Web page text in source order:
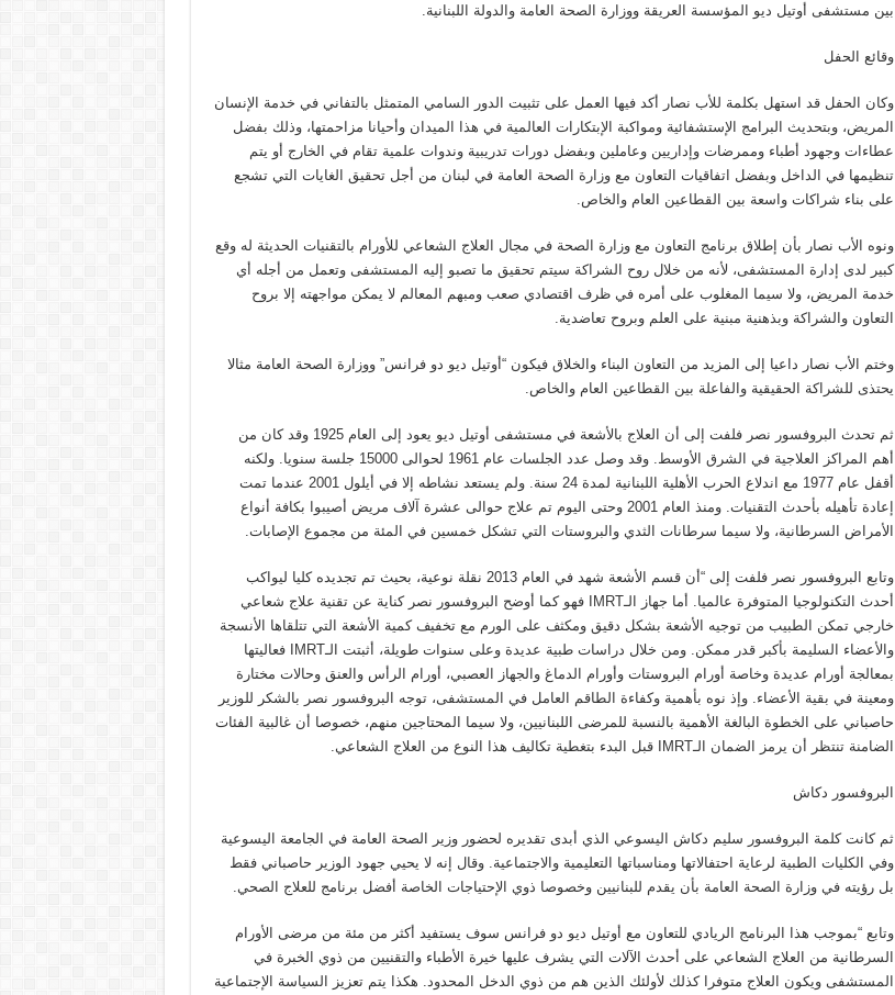
بين مستشفى أوتيل ديو المؤسسة العريقة ووزارة الصحة العامة والدولة اللبنانية.
وقائع الحفل
وكان الحفل قد استهل بكلمة للأب نصار أكد فيها العمل على تثبيت الدور السامي المتمثل بالتفاني في خدمة الإنسان
المريض، وبتحديث البرامج الإستشفائية ومواكبة الإبتكارات العالمية في هذا الميدان وأحيانا مزاحمتها، وذلك بفضل
عطاءات وجهود أطباء وممرضات وإداريين وعاملين وبفضل دورات تدريبية وندوات علمية تقام في الخارج أو يتم
تنظيمها في الداخل وبفضل اتفاقيات التعاون مع وزارة الصحة العامة في لبنان من أجل تحقيق الغايات التي تشجع
على بناء شراكات واسعة بين القطاعين العام والخاص.
ونوه الأب نصار بأن إطلاق برنامج التعاون مع وزارة الصحة في مجال العلاج الشعاعي للأورام بالتقنيات الحديثة له وقع
كبير لدى إدارة المستشفى، لأنه من خلال روح الشراكة سيتم تحقيق ما تصبو إليه المستشفى وتعمل من أجله أي
خدمة المريض، ولا سيما المغلوب على أمره في ظرف اقتصادي صعب ومبهم المعالم لا يمكن مواجهته إلا بروح
التعاون والشراكة وبذهنية مبنية على العلم وبروح تعاضدية.
وختم الأب نصار داعيا إلى المزيد من التعاون البناء والخلاق فيكون “أوتيل ديو دو فرانس” ووزارة الصحة العامة مثالا
يحتذى للشراكة الحقيقية والفاعلة بين القطاعين العام والخاص.
ثم تحدث البروفسور نصر فلفت إلى أن العلاج بالأشعة في مستشفى أوتيل ديو يعود إلى العام 1925 وقد كان من
أهم المراكز العلاجية في الشرق الأوسط. وقد وصل عدد الجلسات عام 1961 لحوالى 15000 جلسة سنويا. ولكنه
أقفل عام 1977 مع اندلاع الحرب الأهلية اللبنانية لمدة 24 سنة. ولم يستعد نشاطه إلا في أيلول 2001 عندما تمت
إعادة تأهيله بأحدث التقنيات. ومنذ العام 2001 وحتى اليوم تم علاج حوالى عشرة آلاف مريض أصيبوا بكافة أنواع
الأمراض السرطانية، ولا سيما سرطانات الثدي والبروستات التي تشكل خمسين في المئة من مجموع الإصابات.
وتابع البروفسور نصر فلفت إلى “أن قسم الأشعة شهد في العام 2013 نقلة نوعية، بحيث تم تجديده كليا ليواكب
أحدث التكنولوجيا المتوفرة عالميا. أما جهاز الـIMRT فهو كما أوضح البروفسور نصر كناية عن تقنية علاج شعاعي
خارجي تمكن الطبيب من توجيه الأشعة بشكل دقيق ومكثف على الورم مع تخفيف كمية الأشعة التي تتلقاها الأنسجة
والأعضاء السليمة بأكبر قدر ممكن. ومن خلال دراسات طبية عديدة وعلى سنوات طويلة، أثبتت الـIMRT فعاليتها
بمعالجة أورام عديدة وخاصة أورام البروستات وأورام الدماغ والجهاز العصبي، أورام الرأس والعنق وحالات مختارة
ومعينة في بقية الأعضاء. وإذ نوه بأهمية وكفاءة الطاقم العامل في المستشفى، توجه البروفسور نصر بالشكر للوزير
حاصباني على الخطوة البالغة الأهمية بالنسبة للمرضى اللبنانيين، ولا سيما المحتاجين منهم، خصوصا أن غالبية الفئات
الضامنة تنتظر أن يرمز الضمان الـIMRT قبل البدء بتغطية تكاليف هذا النوع من العلاج الشعاعي.
البروفسور دكاش
ثم كانت كلمة البروفسور سليم دكاش اليسوعي الذي أبدى تقديره لحضور وزير الصحة العامة في الجامعة اليسوعية
وفي الكليات الطبية لرعاية احتفالاتها ومناسباتها التعليمية والاجتماعية. وقال إنه لا يحيي جهود الوزير حاصباني فقط
بل رؤيته في وزارة الصحة العامة بأن يقدم للبنانيين وخصوصا ذوي الإحتياجات الخاصة أفضل برنامج للعلاج الصحي.
وتابع “بموجب هذا البرنامج الريادي للتعاون مع أوتيل ديو دو فرانس سوف يستفيد أكثر من مئة من مرضى الأورام
السرطانية من العلاج الشعاعي على أحدث الآلات التي يشرف عليها خيرة الأطباء والتقنيين من ذوي الخبرة في
المستشفى ويكون العلاج متوفرا كذلك لأولئك الذين هم من ذوي الدخل المحدود. هكذا يتم تعزيز السياسة الإجتماعية